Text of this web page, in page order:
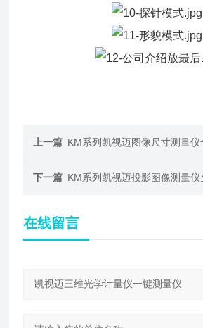
上一篇 KM系列凯视迈图像尺寸测量仪全
下一篇 KM系列凯视迈投影图像测量仪全
在线留言